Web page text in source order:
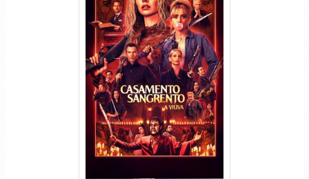
Casamento Sangrento: A
Viúva Torrent (2026) WEB-DL
720p/1080p/4K Dual Áudio